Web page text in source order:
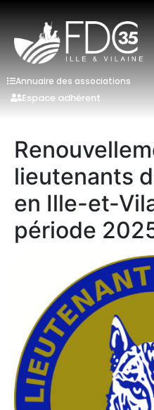
Annuaire des associations
Espace adhérent
lieutenants
en Ille-et-
période